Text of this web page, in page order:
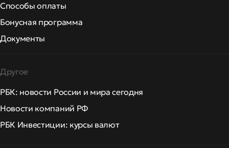
Способы оплаты
Бонусная программа
Документы
Другое
РБК: новости России и мира сегодня
Новости компаний РФ
РБК Инвестиции: курсы валют